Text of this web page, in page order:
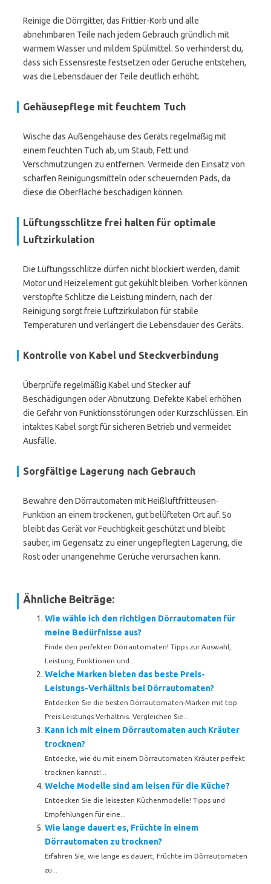
Reinige die Dörrgitter, das Frittier-Korb und alle
abnehmbaren Teile nach jedem Gebrauch gründlich mit
warmem Wasser und mildem Spülmittel. So verhinderst du,
dass sich Essensreste festsetzen oder Gerüche entstehen,
was die Lebensdauer der Teile deutlich erhöht.
Gehäusepflege mit feuchtem Tuch
Wische das Außengehäuse des Geräts regelmäßig mit
einem feuchten Tuch ab, um Staub, Fett und
Verschmutzungen zu entfernen. Vermeide den Einsatz von
scharfen Reinigungsmitteln oder scheuernden Pads, da
diese die Oberfläche beschädigen können.
Lüftungsschlitze frei halten für optimale
Luftzirkulation
Die Lüftungsschlitze dürfen nicht blockiert werden, damit
Motor und Heizelement gut gekühlt bleiben. Vorher können
verstopfte Schlitze die Leistung mindern, nach der
Reinigung sorgt freie Luftzirkulation für stabile
Temperaturen und verlängert die Lebensdauer des Geräts.
Kontrolle von Kabel und Steckverbindung
Überprüfe regelmäßig Kabel und Stecker auf
Beschädigungen oder Abnutzung. Defekte Kabel erhöhen
die Gefahr von Funktionsstörungen oder Kurzschlüssen. Ein
intaktes Kabel sorgt für sicheren Betrieb und vermeidet
Ausfälle.
Sorgfältige Lagerung nach Gebrauch
Bewahre den Dörrautomaten mit Heißluftfritteusen-
Funktion an einem trockenen, gut belüfteten Ort auf. So
bleibt das Gerät vor Feuchtigkeit geschützt und bleibt
sauber, im Gegensatz zu einer ungepflegten Lagerung, die
Rost oder unangenehme Gerüche verursachen kann.
Ähnliche Beiträge:
Wie wähle ich den richtigen Dörrautomaten für
meine Bedürfnisse aus?
Finde den perfekten Dörrautomaten! Tipps zur Auswahl,
Leistung, Funktionen und...
Welche Marken bieten das beste Preis-
Leistungs-Verhältnis bei Dörrautomaten?
Entdecken Sie die besten Dörrautomaten-Marken mit top
Preis-Leistungs-Verhältnis. Vergleichen Sie...
Kann ich mit einem Dörrautomaten auch Kräuter
trocknen?
Entdecke, wie du mit einem Dörrautomaten Kräuter perfekt
trocknen kannst!...
Welche Modelle sind am leisen für die Küche?
Entdecken Sie die leisesten Küchenmodelle! Tipps und
Empfehlungen für eine...
Wie lange dauert es, Früchte in einem
Dörrautomaten zu trocknen?
Erfahren Sie, wie lange es dauert, Früchte im Dörrautomaten
zu...